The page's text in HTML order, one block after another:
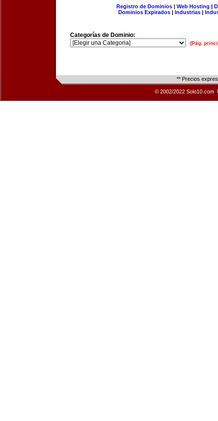
Registro de Dominios| Web Hosting |
Dominios Expirados | Industrias |
Categorías de Dominio:
[Pág.
** Precios
© 2002/2022 Solo10.com